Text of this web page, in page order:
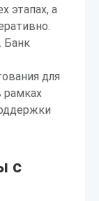
этапах, а
Банк
для
рамках
с